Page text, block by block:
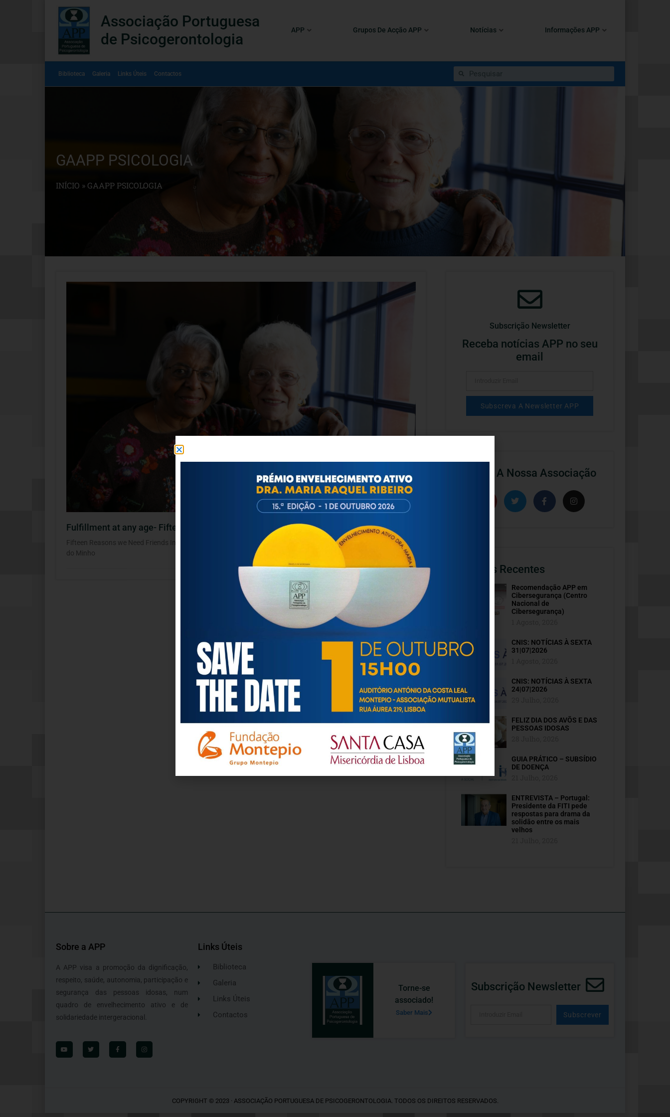
Associação Portuguesa
de Psicogerontologia
APP Grupos De Acção APP Notícias Informações APP
Biblioteca Galeria Links Úteis Contactos
GAAPP PSICOLOGIA
INÍCIO » GAAPP PSICOLOGIA
Fulfillment at any age- Fifteen Reasons We Need Friends
Fifteen Reasons we Need Friends Informação enviada pelo Professor Doutor José Ferreira-Alves – Universidade
do Minho
Subscrição Newsletter
Receba notícias APP no seu
email
Subscreva A Newsletter APP
Segue A Nossa Associação
Artigos Recentes
Recomendação APP em
Cibersegurança (Centro
Nacional de
Cibersegurança)
CNIS: NOTÍCIAS À SEXTA
31|07|2026
CNIS: NOTÍCIAS À SEXTA
24|07|2026
FELIZ DIA DOS AVÕS E DAS
PESSOAS IDOSAS
GUIA PRÁTICO – SUBSÍDIO
DE DOENÇA
ENTREVISTA – Portugal:
Presidente da FITI pede
respostas para drama da
solidão entre os mais
velhos
Sobre a APP
A APP visa a promoção da dignificação,
respeito, saúde, autonomia, participação e
segurança das pessoas idosas, num
quadro de envelhecimento ativo e de
solidariedade intergeracional.
Links Úteis
Biblioteca
Galeria
Links Úteis
Contactos
Torne-se
associado!
Saber Mais
Subscrição Newsletter
Subscrever
COPYRIGHT © 2023 · ASSOCIAÇÃO PORTUGUESA DE PSICOGERONTOLOGIA. TODOS OS DIREITOS RESERVADOS.